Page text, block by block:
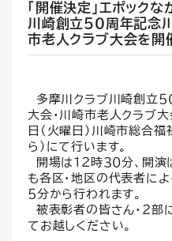
「開催決定」エポック
川崎創立５０周年記念
市老人クラブ大会を開
多摩川クラブ川崎創立５
大会・川崎市老人クラブ大
日（火曜日）川崎市総合福
ら）にて行います。
開場は１２時３０分、開演
も各区・地区の代表者によ
５分から行われます。
被表彰者の皆さん・２部
てお越しください。